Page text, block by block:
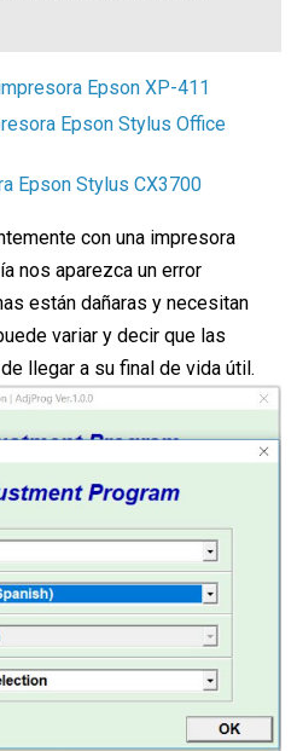
Epson XP-411
Epson Stylus Office
Epson Stylus CX3700
con una impresora
nos aparezca un error
están dañaras y necesitan
variar y decir que las
llegar a su final de vida útil.